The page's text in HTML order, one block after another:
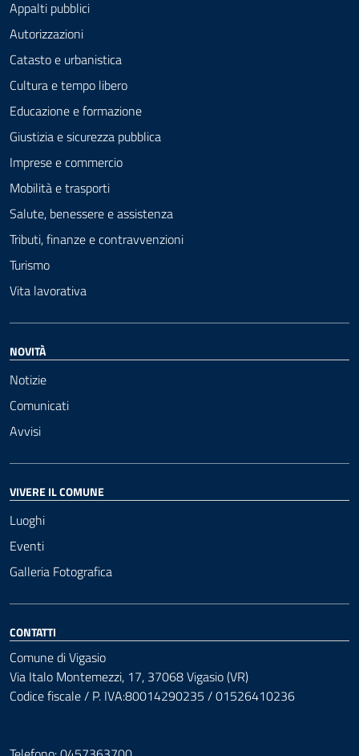
Appalti pubblici
Autorizzazioni
Catasto e urbanistica
Cultura e tempo libero
Educazione e formazione
Giustizia e sicurezza pubblica
Imprese e commercio
Mobilità e trasporti
Salute, benessere e assistenza
Tributi, finanze e contravvenzioni
Turismo
Vita lavorativa
NOVITÀ
Notizie
Comunicati
Avvisi
VIVERE IL COMUNE
Luoghi
Eventi
Galleria Fotografica
CONTATTI
Comune di Vigasio
Via Italo Montemezzi, 17, 37068 Vigasio (VR)
Codice fiscale / P. IVA:80014290235 / 01526410236